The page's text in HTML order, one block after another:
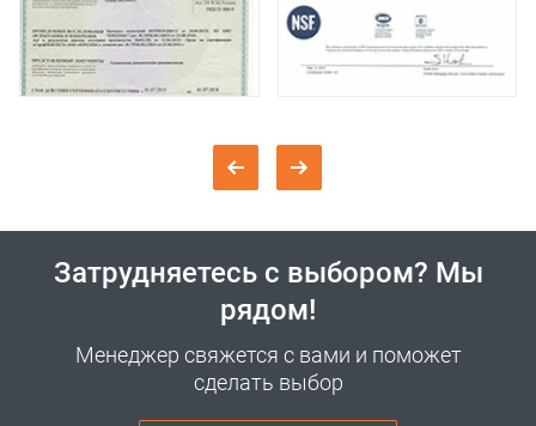
Затрудняетесь с выбором? Мы
рядом!
Менеджер свяжется с вами и поможет
сделать выбор